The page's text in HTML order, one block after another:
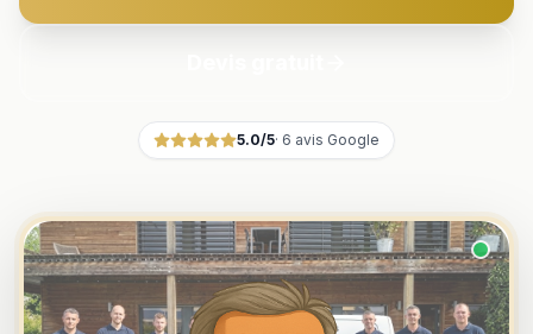
5.0/5· 6 avis Google